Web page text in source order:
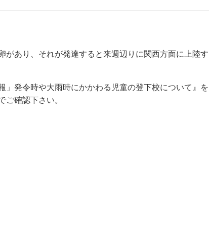
があり、それが発達すると来週辺りに関西方面に上陸す
」発令時や大雨時にかかわる児童の登下校について』を
確認下さい。